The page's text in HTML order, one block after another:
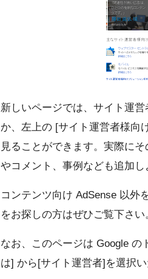
新しいページでは、サイト運
か、左上の [サイト運営者様向
見ることができます。実際に
やコメント、事例なども追加し
コンテンツ向け AdSense 以外
をお探しの方はぜひご覧下さい
なお、このページは Google
は] から[サイト運営者]を選択